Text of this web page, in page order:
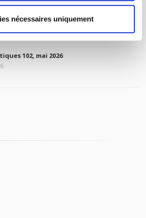
nécessaires uniquement
139, 2025
102, mai 2026